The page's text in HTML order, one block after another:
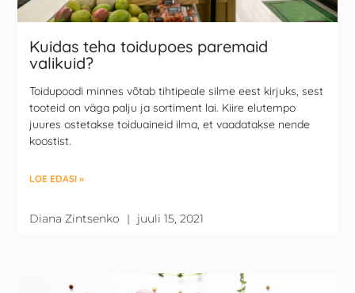
Kuidas teha toidupoes paremaid
valikuid?
Toidupoodi minnes võtab tihtipeale silme eest kirjuks, sest
tooteid on väga palju ja sortiment lai. Kiire elutempo
juures ostetakse toiduaineid ilma, et vaadatakse nende
koostist.
LOE EDASI »
Diana Zintsenko juuli 15, 2021